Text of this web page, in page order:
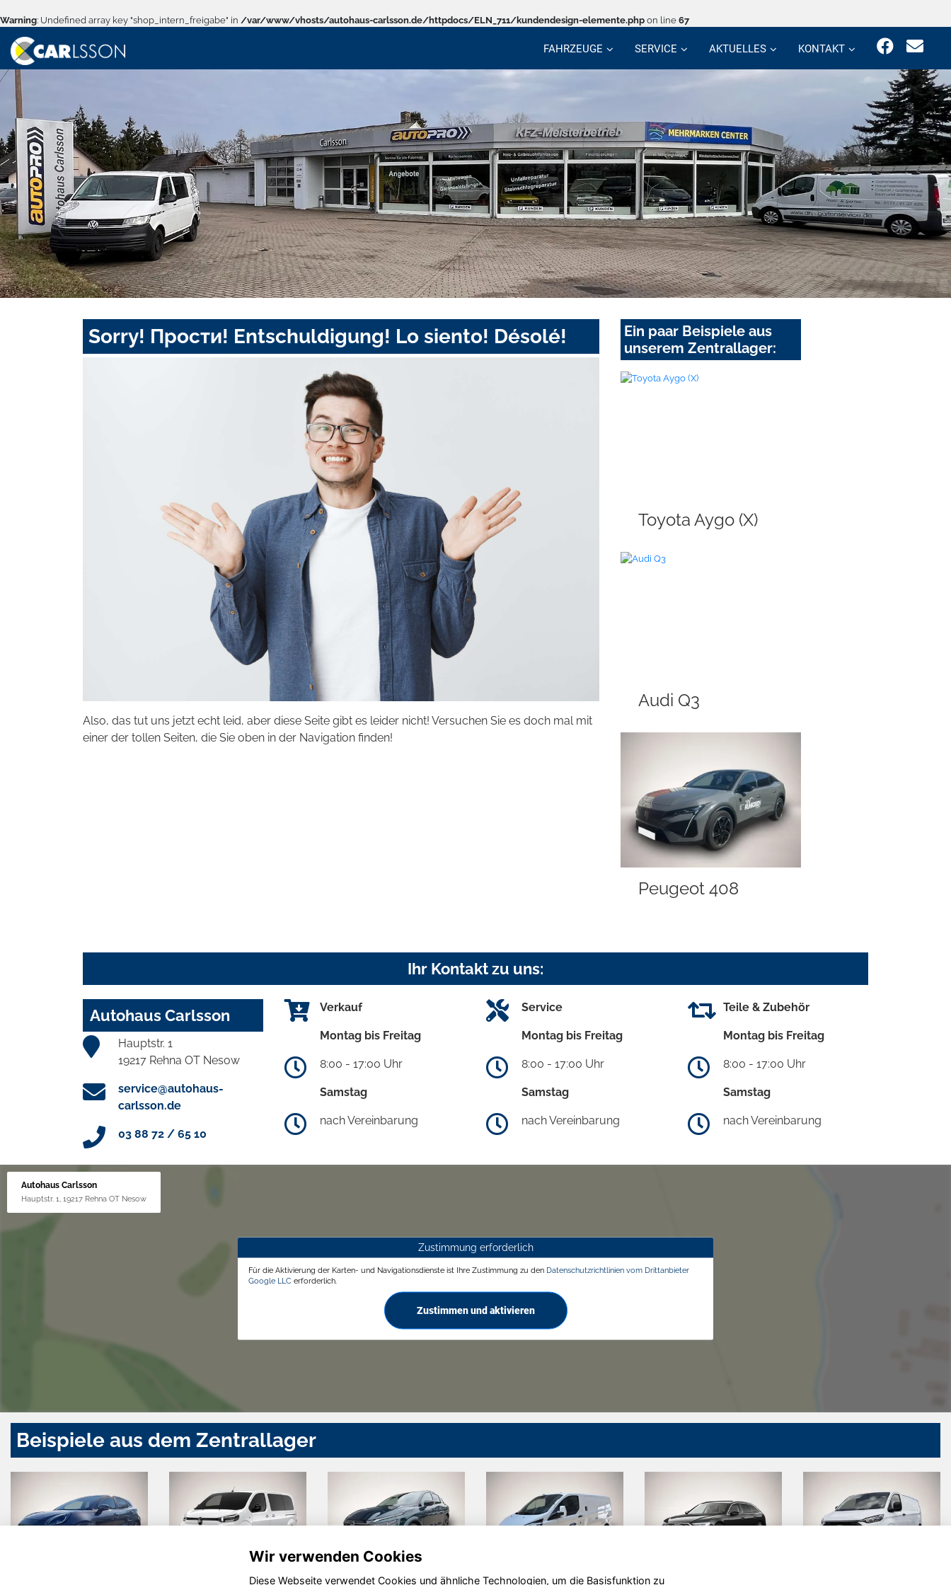
Warning: Undefined array key "shop_intern_freigabe" in /var/www/vhosts/autohaus-carlsson.de/httpdocs/ELN_711/kundendesign-elemente.php on line 67
FAHRZEUGE SERVICE AKTUELLES KONTAKT
Sorry! Прости! Entschuldigung! Lo siento! Désolé!
Also, das tut uns jetzt echt leid, aber diese Seite gibt es leider nicht! Versuchen Sie es doch mal mit
einer der tollen Seiten, die Sie oben in der Navigation finden!
Ein paar Beispiele aus
unserem Zentrallager:
Toyota Aygo (X)
Audi Q3
Peugeot 408
Ihr Kontakt zu uns:
Autohaus Carlsson
Hauptstr. 1
19217 Rehna OT Nesow
service@autohaus-
carlsson.de
03 88 72 / 65 10
Verkauf
Montag bis Freitag
8:00 - 17:00 Uhr
Samstag
nach Vereinbarung
Service
Montag bis Freitag
8:00 - 17:00 Uhr
Samstag
nach Vereinbarung
Teile & Zubehör
Montag bis Freitag
8:00 - 17:00 Uhr
Samstag
nach Vereinbarung
Autohaus Carlsson
Hauptstr. 1, 19217 Rehna OT Nesow
Zustimmung erforderlich
Für die Aktivierung der Karten- und Navigationsdienste ist Ihre Zustimmung zu den Datenschutzrichtlinien vom Drittanbieter
Google LLC erforderlich.
Zustimmen und aktivieren
Beispiele aus dem Zentrallager
Wir verwenden Cookies
Diese Webseite verwendet Cookies und ähnliche Technologien, um die Basisfunktion zu